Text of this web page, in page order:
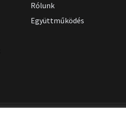
Rólunk
Együttműködés